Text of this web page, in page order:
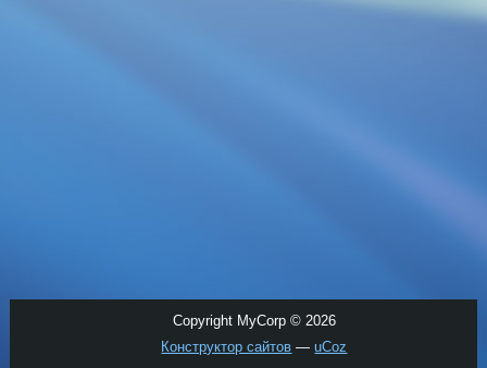
Copyright MyCorp © 2026
Конструктор сайтов —uCoz